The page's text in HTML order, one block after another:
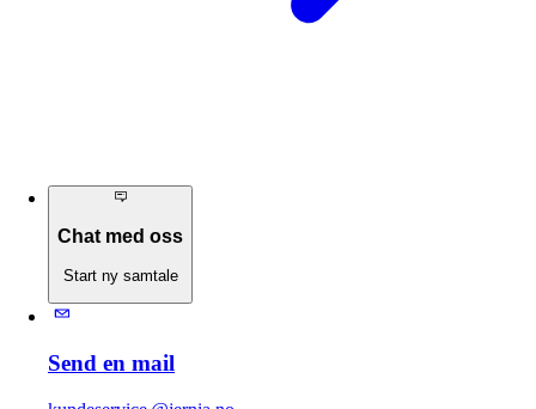
Chat med oss
Start ny samtale
Send en mail